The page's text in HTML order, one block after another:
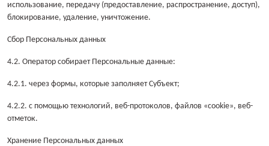
использование, передачу (предоставление, распространение, доступ),
блокирование, удаление, уничтожение.
Сбор Персональных данных
4.2. Оператор собирает Персональные данные:
4.2.1. через формы, которые заполняет Субъект;
4.2.2. с помощью технологий, веб-протоколов, файлов «cookie», веб-
отметок.
Хранение Персональных данных